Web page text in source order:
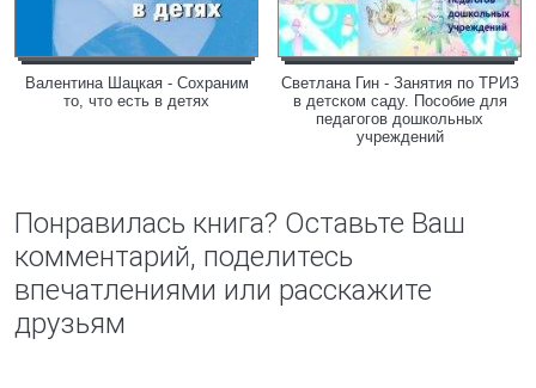
Валентина Шацкая - Сохраним
то, что есть в детях
Светлана Гин - Занятия по ТРИЗ
в детском саду. Пособие для
педагогов дошкольных
учреждений
Понравилась книга? Оставьте Ваш
комментарий, поделитесь
впечатлениями или расскажите
друзьям